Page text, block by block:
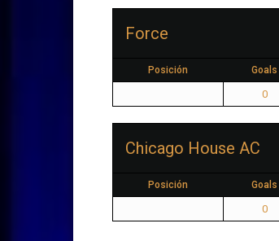
Force
Posición Goals
0
Chicago House AC
Posición Goals
0